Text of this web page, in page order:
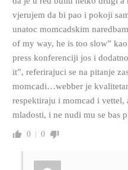
vjerujem da bi pao i pokoji
unatoc momcadskim
of my way, he is too slow”
press konferenciji jos i
it”, referirajuci se na pitanje
momcadi…webber je
respektiraju i momcad i
mladosti, i ne nudi mu se bas
0 0